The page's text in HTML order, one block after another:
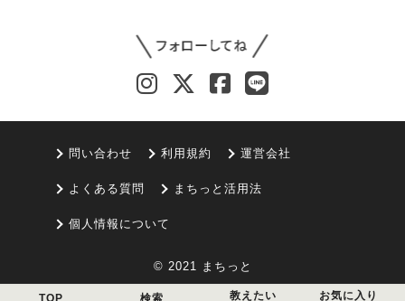
問い合わせ 利用規約 運営会社
よくある質問 まちっと活用法
個人情報について
© 2021 まちっと
TOP 検索 教えたい お気に入り